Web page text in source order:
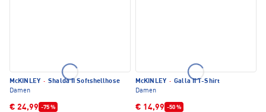
McKINLEY · Shalda II Softshellhose
Damen
€ 24,99 -75 %
McKINLEY · Galla II T-Shirt
Damen
€ 14,99 -50 %